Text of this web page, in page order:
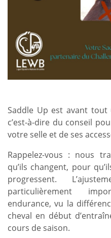
Saddle Up est avant tout
c’est-à-dire du conseil
votre selle et de ses
Rappelez-vous : nous
qu’ils changent, pour
progressent.
particulièrement
endurance, vu la
cheval en début
cours de saison.